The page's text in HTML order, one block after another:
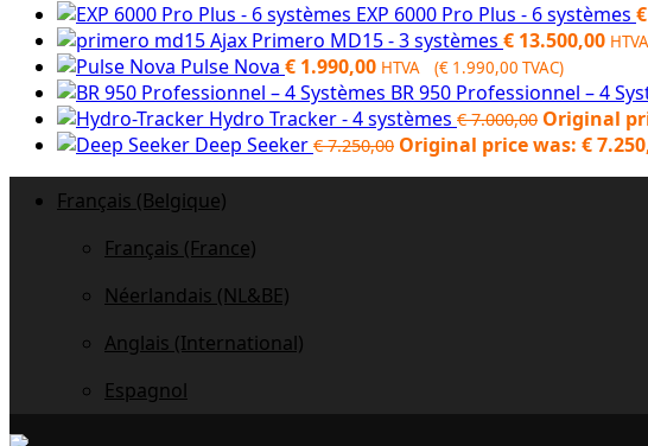
EXP 6000 Pro Plus - 6 systèmes €
Ajax Primero MD15 - 3 systèmes € 13.500,00
Pulse Nova € 1.990,00 HTVA (€ 1.990,00 TVAC)
BR 950 Professionnel – 4
Hydro Tracker - 4 systèmes €7.000,00 Original
Deep Seeker €7.250,00 Original price was: €
Français (Belgique)
Français (France)
Néerlandais (NL&BE)
Anglais (International)
Espagnol